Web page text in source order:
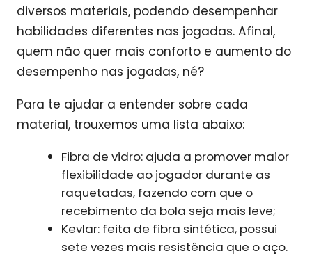
diversos materiais, podendo desempenhar
habilidades diferentes nas jogadas. Afinal,
quem não quer mais conforto e aumento do
desempenho nas jogadas, né?
Para te ajudar a entender sobre cada
material, trouxemos uma lista abaixo:
Fibra de vidro: ajuda a promover maior
flexibilidade ao jogador durante as
raquetadas, fazendo com que o
recebimento da bola seja mais leve;
Kevlar: feita de fibra sintética, possui
sete vezes mais resistência que o aço.